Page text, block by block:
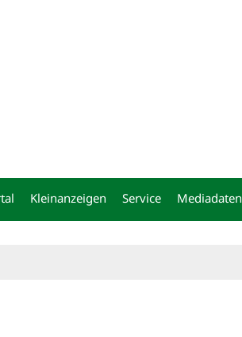
Kleinanzeigen Service Mediadaten